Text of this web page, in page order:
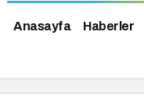
Anasayfa Haberler